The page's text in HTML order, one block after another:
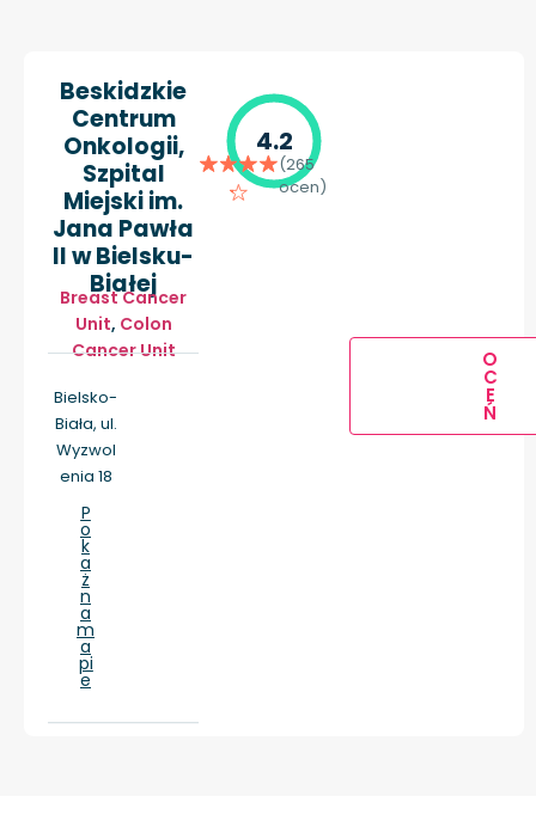
Beskidzkie
Centrum
Onkologii,
Szpital
Miejski im.
Jana Pawła
II w Bielsku-
Białej
Breast Cancer
Unit, Colon
Cancer Unit
Bielsko-
Biała, ul.
Wyzwol
enia 18
P
o
k
a
ż
n
a
m
a
pi
e
4.2
(265
ocen)
O
C
E
Ń